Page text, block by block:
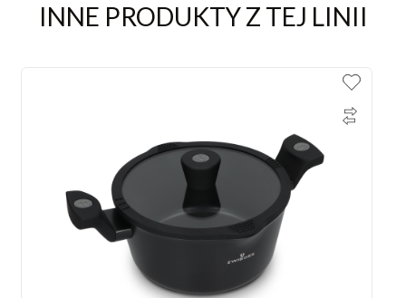
INNE PRODUKTY Z TEJ LINII